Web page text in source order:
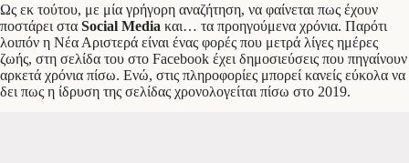
Ως εκ τούτου, με μία γρήγορη αναζήτηση, να φαίνεται πως έχουν
ποστάρει στα Social Media και… τα προηγούμενα χρόνια. Παρότι
λοιπόν η Νέα Αριστερά είναι ένας φορές που μετρά λίγες ημέρες
ζωής, στη σελίδα του στο Facebook έχει δημοσιεύσεις που πηγαίνουν
αρκετά χρόνια πίσω. Ενώ, στις πληροφορίες μπορεί κανείς εύκολα να
δει πως η ίδρυση της σελίδας χρονολογείται πίσω στο 2019.